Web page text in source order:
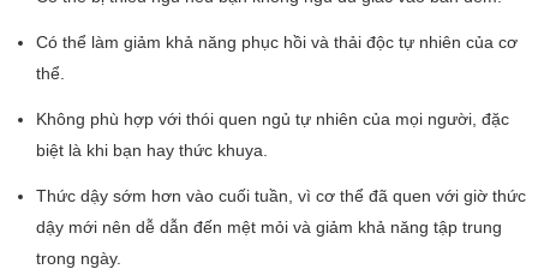
Có thể làm giảm khả năng phục hồi và thải độc tự nhiên của cơ
thể.
Không phù hợp với thói quen ngủ tự nhiên của mọi người, đặc
biệt là khi bạn hay thức khuya.
Thức dậy sớm hơn vào cuối tuần, vì cơ thể đã quen với giờ thức
dậy mới nên dễ dẫn đến mệt mỏi và giảm khả năng tập trung
trong ngày.